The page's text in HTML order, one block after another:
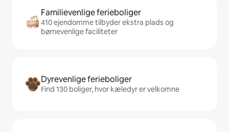
Familievenlige ferieboliger
410 ejendomme tilbyder ekstra plads og
børnevenlige faciliteter
Dyrevenlige ferieboliger
Find 130 boliger, hvor kæledyr er velkomne